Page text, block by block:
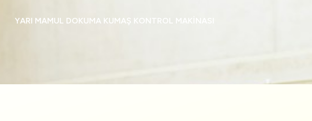
YARI MAMUL DOKUMA KUMAŞ KONTROL MAKİNASI